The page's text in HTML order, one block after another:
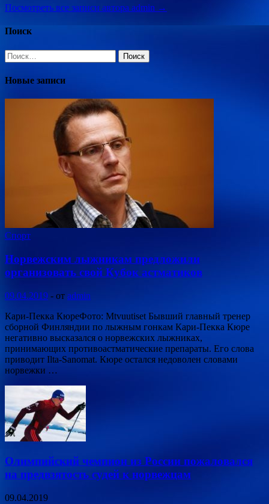
Посмотреть все записи автора admin →
Поиск
Найти:
Новые записи
Спорт
Норвежским лыжникам предложили
организовать свой Кубок астматиков
09.04.2019 - от admin
Кари-Пекка КюреФото: Mtvuutiset Бывший главный тренер
сборной Финляндии по лыжным гонкам Кари-Пекка Кюре
негативно высказался о норвежских лыжниках,
принимающих противоастматические препараты. Его слова
приводит Ilta-Sanomat. Кюре остался недоволен словами
норвежки …
Олимпийский чемпион из России пожаловался
на предвзятость судей к норвежцам
09.04.2019